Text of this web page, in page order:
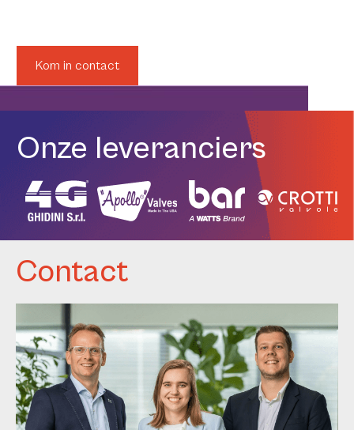
Kom in contact
Onze leveranciers
Contact